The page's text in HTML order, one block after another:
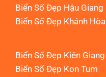
Biển Số Đẹp Hậu Giang
Biển Số Đẹp Khánh Hòa
Biển Số Đẹp Kiên Giang
Biển Số Đẹp Kon Tum